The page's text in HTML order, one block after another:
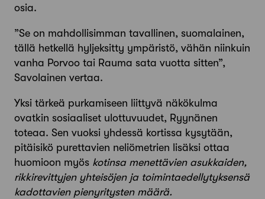
osia.
”Se on mahdollisimman tavallinen, suomalainen,
tällä hetkellä hyljeksitty ympäristö, vähän niinkuin
vanha Porvoo tai Rauma sata vuotta sitten”,
Savolainen vertaa.
Yksi tärkeä purkamiseen liittyvä näkökulma
ovatkin sosiaaliset ulottuvuudet, Ryynänen
toteaa. Sen vuoksi yhdessä kortissa kysytään,
pitäisikö purettavien neliömetrien lisäksi ottaa
huomioon myös kotinsa menettävien asukkaiden,
rikkirevittyjen yhteisöjen ja toimintaedellytyksensä
kadottavien pienyritysten määrä.